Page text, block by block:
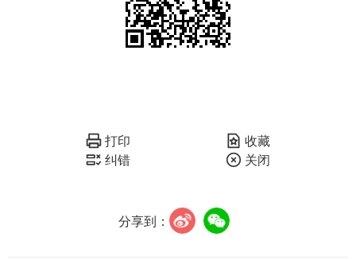
打印
收藏
纠错
关闭
分享到：